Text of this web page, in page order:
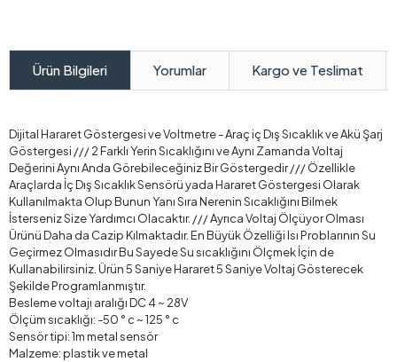
Ürün Bilgileri Yorumlar Kargo ve Teslimat
Dijital Hararet Göstergesi ve Voltmetre - Araç iç Dış Sıcaklık ve Akü Şarj
Göstergesi /// 2 Farklı Yerin Sıcaklığını ve Aynı Zamanda Voltaj
Değerini Aynı Anda Görebileceğiniz Bir Göstergedir /// Özellikle
Araçlarda İç Dış Sıcaklık Sensörü yada Hararet Göstergesi Olarak
Kullanılmakta Olup Bunun Yanı Sıra Nerenin Sıcaklığını Bilmek
İsterseniz Size Yardımcı Olacaktır. /// Ayrıca Voltaj Ölçüyor Olması
Ürünü Daha da Cazip Kılmaktadır. En Büyük Özelliği Isı Problarının Su
Geçirmez Olmasıdır Bu Sayede Su sıcaklığını Ölçmek İçin de
Kullanabilirsiniz. Ürün 5 Saniye Hararet 5 Saniye Voltaj Gösterecek
Şekilde Programlanmıştır.
Besleme voltajı aralığı DC 4 ~ 28V
Ölçüm sıcaklığı: -50 ° c ~ 125 ° c
Sensör tipi: 1m metal sensör
Malzeme: plastik ve metal